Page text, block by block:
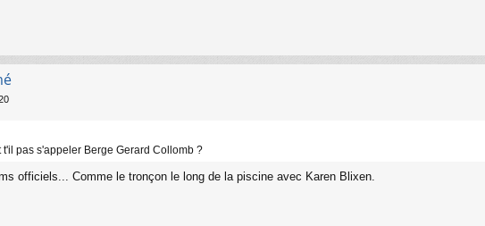
pas s'appeler Berge Gerard Collomb ?
officiels... Comme le tronçon le long de la piscine avec Karen Blixen.